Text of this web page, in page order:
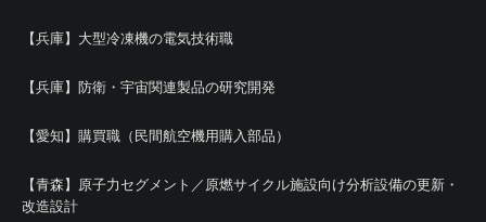
【兵庫】大型冷凍機の電気技術職
【兵庫】防衛・宇宙関連製品の研究開発
【愛知】購買職（民間航空機用購入部品）
【青森】原子力セグメント／原燃サイクル施設向け分析設備の更新・
改造設計